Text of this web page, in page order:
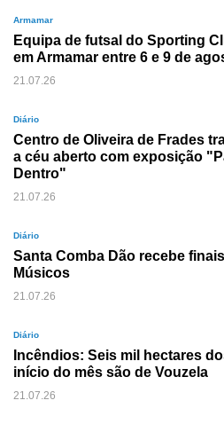
Armamar
Equipa de futsal do Sporting
em Armamar entre 6 e 9 de
21.07.26
Diário
Centro de Oliveira de Frades
a céu aberto com exposição
Dentro"
21.07.26
Diário
Santa Comba Dão recebe
Músicos
21.07.26
Diário
Incêndios: Seis mil hectares
início do mês são de Vouzela
21.07.26